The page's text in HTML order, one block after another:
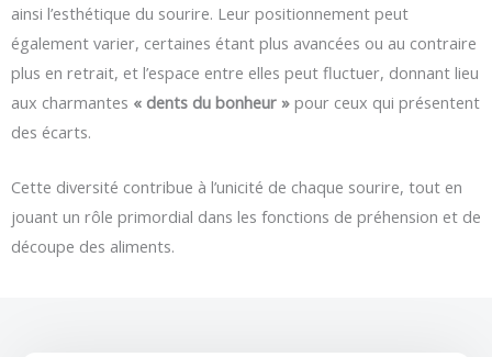
ainsi l’esthétique du sourire. Leur positionnement peut
également varier, certaines étant plus avancées ou au contraire
plus en retrait, et l’espace entre elles peut fluctuer, donnant lieu
aux charmantes « dents du bonheur » pour ceux qui présentent
des écarts.
Cette diversité contribue à l’unicité de chaque sourire, tout en
jouant un rôle primordial dans les fonctions de préhension et de
découpe des aliments.